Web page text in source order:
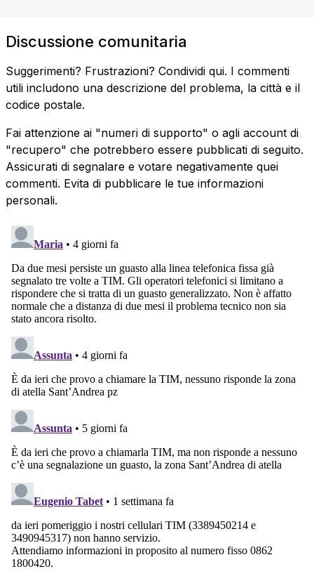
Discussione comunitaria
Suggerimenti? Frustrazioni? Condividi qui. I commenti
utili includono una descrizione del problema, la città e il
codice postale.
Fai attenzione ai "numeri di supporto" o agli account di
"recupero" che potrebbero essere pubblicati di seguito.
Assicurati di segnalare e votare negativamente quei
commenti. Evita di pubblicare le tue informazioni
personali.